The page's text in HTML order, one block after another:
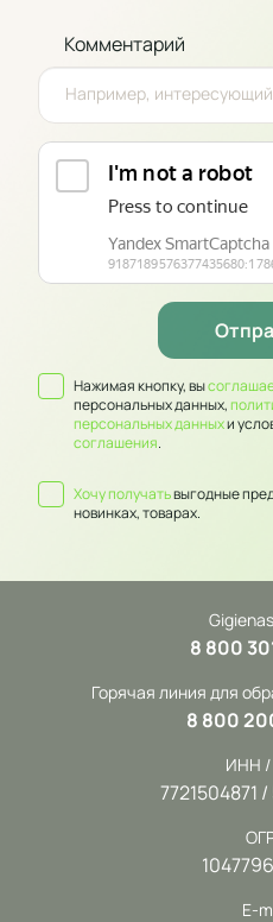
Комментарий
Нажимая кнопку, вы
персональных данных,
персональных данныхи
соглашения.
Хочу получатьвыгодные
новинках, товарах.
8 800
Горячая линия для
8 800
ИНН
7721504871
E-